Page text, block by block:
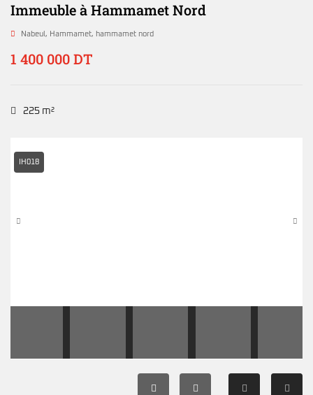
Immeuble à Hammamet Nord
Nabeul, Hammamet, hammamet nord
1 400 000 DT
225 m²
IH018